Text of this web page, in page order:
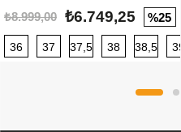
₺8.999,00 ₺6.749,25 %25
36 37 37,5 38 38,5 39